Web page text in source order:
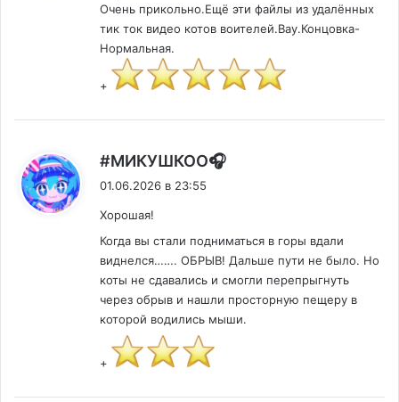
Очень прикольно.Ещё эти файлы из удалённых
тик ток видео котов воителей.Вау.Концовка-
Нормальная.
+
#МИКУШКОО🎧
01.06.2026 в 23:55
Хорошая!
Когда вы стали подниматься в горы вдали
виднелся……. ОБРЫВ! Дальше пути не было. Но
коты не сдавались и смогли перепрыгнуть
через обрыв и нашли просторную пещеру в
которой водились мыши.
+